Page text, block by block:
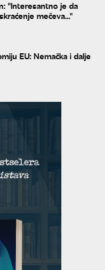
"Interesantno je da
mečeva..."
EU: Nemačka i dalje